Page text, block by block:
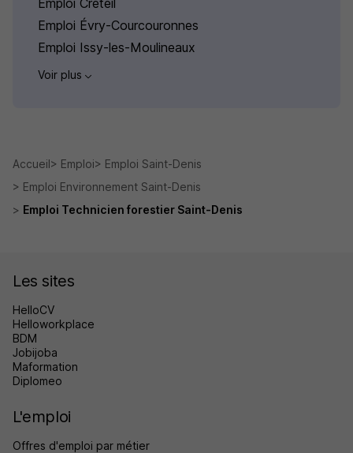
Emploi Créteil
Emploi Évry-Courcouronnes
Emploi Issy-les-Moulineaux
Voir plus
Accueil Emploi
Emploi Saint-Denis
Emploi Environnement Saint-Denis
Emploi Technicien forestier Saint-Denis
Les sites
HelloCV
Helloworkplace
BDM
Jobijoba
Maformation
Diplomeo
L'emploi
Offres d'emploi par métier